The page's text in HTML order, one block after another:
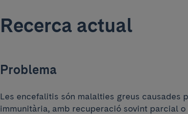
Recerca actual
Problema
Les encefalitis són malalties greus causades
immunitària, amb recuperació sovint parcial o